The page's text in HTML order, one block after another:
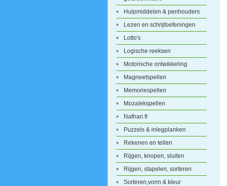
Hulpmiddelen & penhouders
Lezen en schrijfoefeningen
Lotto's
Logische reeksen
Motorische ontwikkeling
Magneetspellen
Memoriespellen
Mozaïekspellen
Nathan.fr
Puzzels & inlegplanken
Rekenen en tellen
Rijgen, knopen, sluiten
Rijgen, stapelen, sorteren
Sorteren,vorm & kleur